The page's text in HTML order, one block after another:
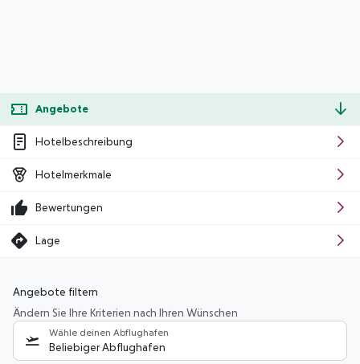
Angebote
Hotelbeschreibung
Hotelmerkmale
Bewertungen
Lage
Angebote filtern
Ändern Sie Ihre Kriterien nach Ihren Wünschen
Wähle deinen Abflughafen
Beliebiger Abflughafen